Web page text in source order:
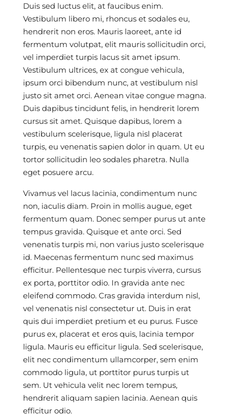
Duis sed luctus elit, at faucibus enim.
Vestibulum libero mi, rhoncus et sodales eu,
hendrerit non eros. Mauris laoreet, ante id
fermentum volutpat, elit mauris sollicitudin orci,
vel imperdiet turpis lacus sit amet ipsum.
Vestibulum ultrices, ex at congue vehicula,
ipsum orci bibendum nunc, at vestibulum nisl
justo sit amet orci. Aenean vitae congue magna.
Duis dapibus tincidunt felis, in hendrerit lorem
cursus sit amet. Quisque dapibus, lorem a
vestibulum scelerisque, ligula nisl placerat
turpis, eu venenatis sapien dolor in quam. Ut eu
tortor sollicitudin leo sodales pharetra. Nulla
eget posuere arcu.
Vivamus vel lacus lacinia, condimentum nunc
non, iaculis diam. Proin in mollis augue, eget
fermentum quam. Donec semper purus ut ante
tempus gravida. Quisque et ante orci. Sed
venenatis turpis mi, non varius justo scelerisque
id. Maecenas fermentum nunc sed maximus
efficitur. Pellentesque nec turpis viverra, cursus
ex porta, porttitor odio. In gravida ante nec
eleifend commodo. Cras gravida interdum nisl,
vel venenatis nisl consectetur ut. Duis in erat
quis dui imperdiet pretium et eu purus. Fusce
purus ex, placerat et eros quis, lacinia tempor
ligula. Mauris eu efficitur ligula. Sed scelerisque,
elit nec condimentum ullamcorper, sem enim
commodo ligula, ut porttitor purus turpis ut
sem. Ut vehicula velit nec lorem tempus,
hendrerit aliquam sapien lacinia. Aenean quis
efficitur odio.